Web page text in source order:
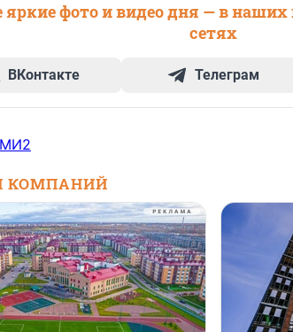
фото и видео дня — в
сетях
ВКонтакте Телеграм
КОМПАНИЙ